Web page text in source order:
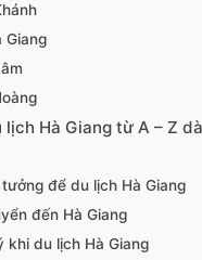
Giang
lịch Hà Giang từ A – Z
để du lịch Hà Giang
đến Hà Giang
khi du lịch Hà Giang